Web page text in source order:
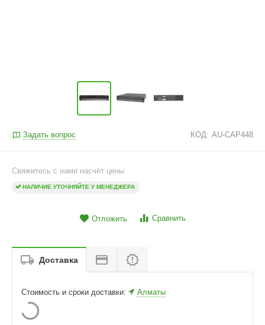
Задать вопрос КОД: AU-CAP448
Свяжитесь с нами насчёт цены
НАЛИЧИЕ УТОЧНЯЙТЕ У МЕНЕДЖЕРА
Отложить Сравнить
Доставка
Стоимость и сроки доставки: Алматы